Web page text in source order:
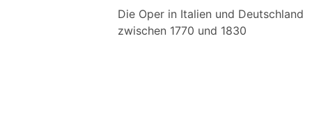
Die Oper in Italien und Deutschland
zwischen 1770 und 1830